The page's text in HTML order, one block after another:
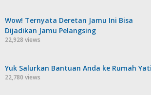
Wow! Ternyata Deretan Jamu Ini Bisa
Dijadikan Jamu Pelangsing
22,928 views
Yuk Salurkan Bantuan Anda ke Rumah
22,780 views